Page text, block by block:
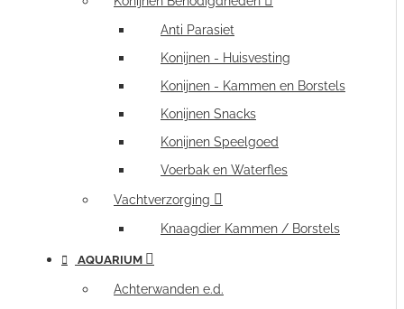
Anti Parasiet
Konijnen - Huisvesting
Konijnen - Kammen en Borstels
Konijnen Snacks
Konijnen Speelgoed
Voerbak en Waterfles
Vachtverzorging
Knaagdier Kammen / Borstels
AQUARIUM
Achterwanden e.d.